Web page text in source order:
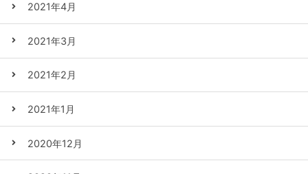
2021年4月
2021年3月
2021年2月
2021年1月
2020年12月